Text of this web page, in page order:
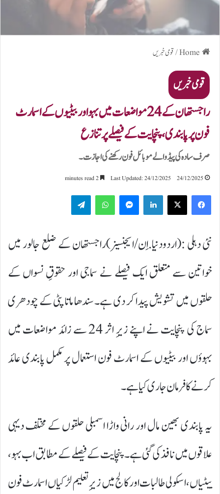
/قومی خبریں
قومی خبریں
راجستھان کے 24 مواضعات میں بہو اور بیٹیوں کے اسمارٹ
فون پر پابندی، پنچایت کے فیصلے پر تنازع
صرف سادہ کی پیڈ والے موبائل فون رکھنے کی اجازت۔
24/12/2025
Last Updated: 24/12/2025
LinkedIn
WhatsApp
نئی دہلی :(اردودنیا.اِن/ایجنسیز)راجستھان کے ضلع جالور میں
خواتین سے متعلق ایک فیصلے نے سماجی اور حقوقِ نسواں کے
حلقوں میں تشویش پیدا کر دی ہے۔ سندھا ماتا پٹی کے چودھری
سماج کی پنچایت نے اپنے زیرِ اثر 24 سے زائد مواضعات میں
بہوؤں اور بیٹیوں کے اسمارٹ فون استعمال پر مکمل پابندی عائد
کرنے کا فرمان جاری کیا ہے۔
یہ پابندی بھین مال اور رانی واڑا اسمبلی حلقوں کے مختلف دیہی
علاقوں میں نافذ کی گئی ہے۔ پنچایت کے فیصلے کے مطابق اب بہو،
بیٹیاں، اسکولی طالبات اور کالج میں زیرِ تعلیم لڑکیاں اسمارٹ فون